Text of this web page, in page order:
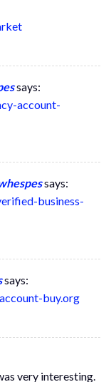
says:
account-
says:
business-
says:
buy.org
very interesting.